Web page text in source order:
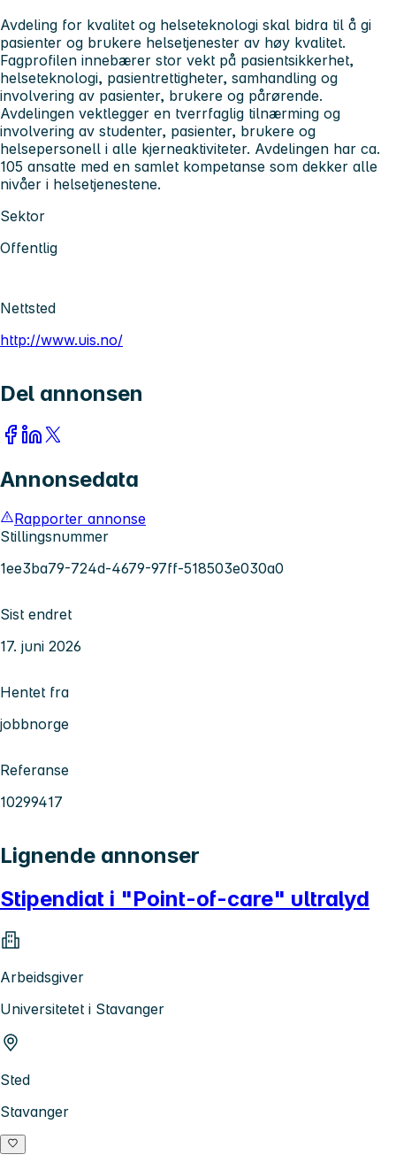
Avdeling for kvalitet og helseteknologi skal bidra til å gi
pasienter og brukere helsetjenester av høy kvalitet.
Fagprofilen innebærer stor vekt på pasientsikkerhet,
helseteknologi, pasientrettigheter, samhandling og
involvering av pasienter, brukere og pårørende.
Avdelingen vektlegger en tverrfaglig tilnærming og
involvering av studenter, pasienter, brukere og
helsepersonell i alle kjerneaktiviteter. Avdelingen har ca.
105 ansatte med en samlet kompetanse som dekker alle
nivåer i helsetjenestene.
Sektor
Offentlig
Nettsted
http://www.uis.no/
Del annonsen
Annonsedata
Rapporter annonse
Stillingsnummer
1ee3ba79-724d-4679-97ff-518503e030a0
Sist endret
17. juni 2026
Hentet fra
jobbnorge
Referanse
10299417
Lignende annonser
Stipendiat i "Point-of-care" ultralyd
Arbeidsgiver
Universitetet i Stavanger
Sted
Stavanger